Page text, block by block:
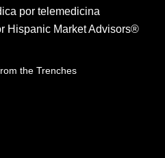
por telemedicina
Hispanic Market Advisors®
the Trenches